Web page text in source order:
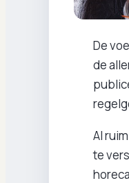
De
de
Al
te